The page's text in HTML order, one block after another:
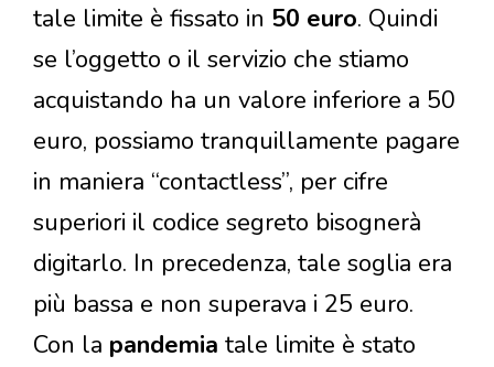
tale limite è fissato in 50 euro. Quindi
se l’oggetto o il servizio che stiamo
acquistando ha un valore inferiore a 50
euro, possiamo tranquillamente pagare
in maniera “contactless”, per cifre
superiori il codice segreto bisognerà
digitarlo. In precedenza, tale soglia era
più bassa e non superava i 25 euro.
Con la pandemia tale limite è stato